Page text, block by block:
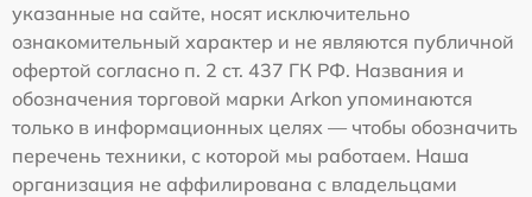
указанные на сайте, носят исключительно
ознакомительный характер и не являются публичной
офертой согласно п. 2 ст. 437 ГК РФ. Названия и
обозначения торговой марки Arkon упоминаются
только в информационных целях — чтобы обозначить
перечень техники, с которой мы работаем. Наша
организация не аффилирована с владельцами